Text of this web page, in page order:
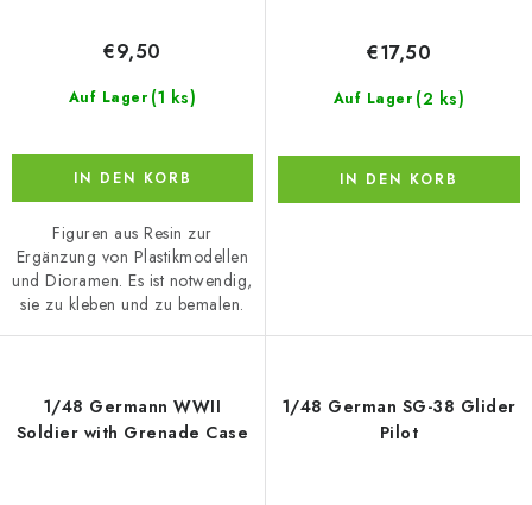
Auf Lager (1 ks)
€9,50
IN DEN KORB
Figuren aus Resin zur
Ergänzung von Plastikmodellen
und Dioramen. Es ist notwendig,
sie zu kleben und zu bemalen.
Auf Lager (2 ks)
€17,50
IN DEN KORB
1/48 Germann WWII
Soldier with Grenade Case
1/48 German SG-38 Glider
Pilot